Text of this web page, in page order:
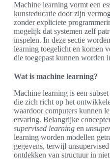
Machine learning vormt een
kunsteducatie door zijn
zonder expliciete
mogelijk dat systemen zelf
inspelen. In deze sectie
learning toegelicht en komen
die toegepast kunnen worden
Wat is machine learning?
Machine learning is een
die zich richt op het
waardoor computers kunnen
ervaring. Belangrijke
supervised learning en
learning worden modellen
gegevens, terwijl
ontdekken van structuur in